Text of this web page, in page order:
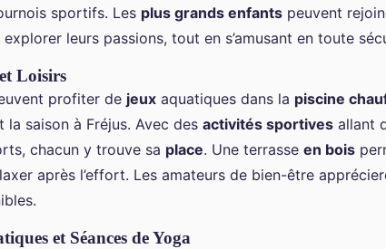
sportifs. Les plus grands enfants peuvent
leurs passions, tout en s’amusant en toute
Loisirs
profiter de jeux aquatiques dans la piscine
la saison à Fréjus. Avec des activités sportives allant
chacun y trouve sa place. Une terrasse en bois
après l’effort. Les amateurs de bien-être
et Séances de Yoga